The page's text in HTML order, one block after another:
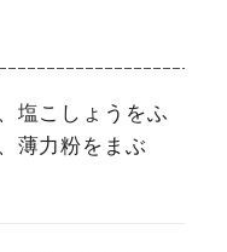
塩こしょうをふ
薄力粉をまぶ